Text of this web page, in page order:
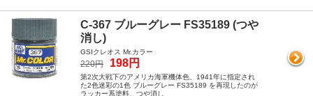
C-367 ブルーグレー FS35189 (つや
消し)
GSIクレオス Mr.カラー
220円 198円
第2次大戦下のアメリカ海軍機体色、1941年に指定され
た2色迷彩の1色 ブルーグレー FS35189 を再現したのが
ラッカー系塗料、つや消し